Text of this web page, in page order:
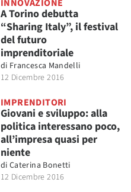
INNOVAZIONE
A Torino debutta
“Sharing Italy”, il festival
del futuro
imprenditoriale
di Francesca Mandelli
12 Dicembre 2016
IMPRENDITORI
Giovani e sviluppo: alla
politica interessano poco,
all’impresa quasi per
niente
di Caterina Bonetti
12 Dicembre 2016